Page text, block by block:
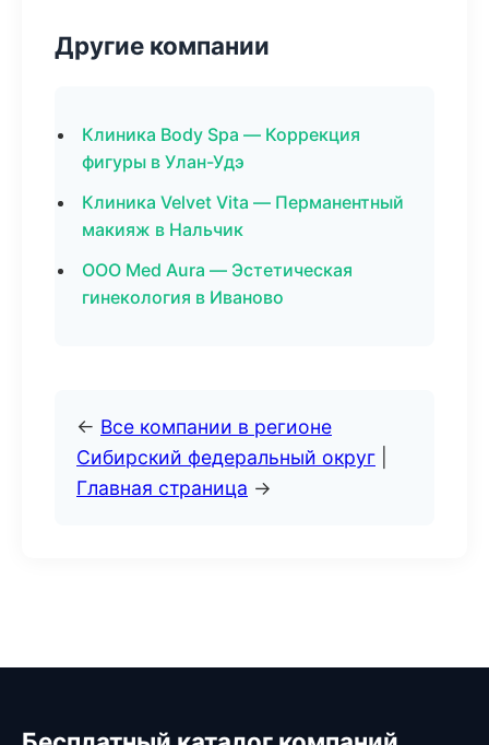
Другие компании
Клиника Body Spa — Коррекция
фигуры в Улан-Удэ
Клиника Velvet Vita — Перманентный
макияж в Нальчик
ООО Med Aura — Эстетическая
гинекология в Иваново
← Все компании в регионе
Сибирский федеральный округ
Главная страница →